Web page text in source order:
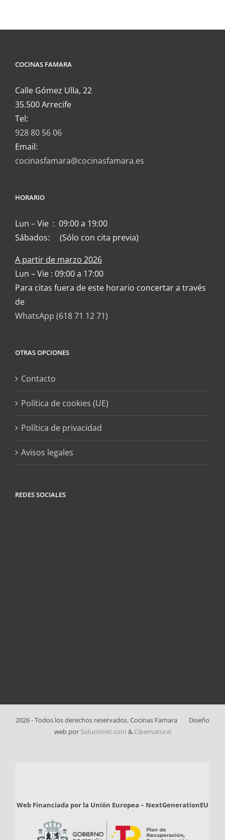
COCINAS FAMARA
Calle Gómez Ulla, 22
35.500 Arrecife
Tel:
928 80 56 06
Email:
cocinasfamara@cocinasfamara.es
HORARIO
Lun – Vie : 09:00 a 19:00
Sábados: (Sólo con cita previa)
A partir de marzo 2026
Lun – Vie : 09:00 a 17:00
Para citas fuera de este horario concertar a través
de
WhatsApp (618 71 12 71)
OTRAS OPCIONES
Contacto
Política de cookies (UE)
Política de privacidad
Avisos legales
REDES SOCIALES
2026 - Todos los derechos reservados. Cocinas Famara
Diseño
web por Solucionet.com & Cibernatural
Web Financiada por la Unión Europea – NextGenerationEU